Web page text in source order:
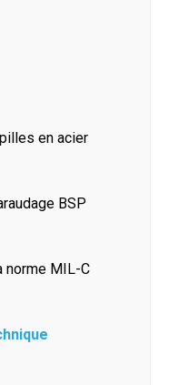
en acier
BSP
norme MIL-C